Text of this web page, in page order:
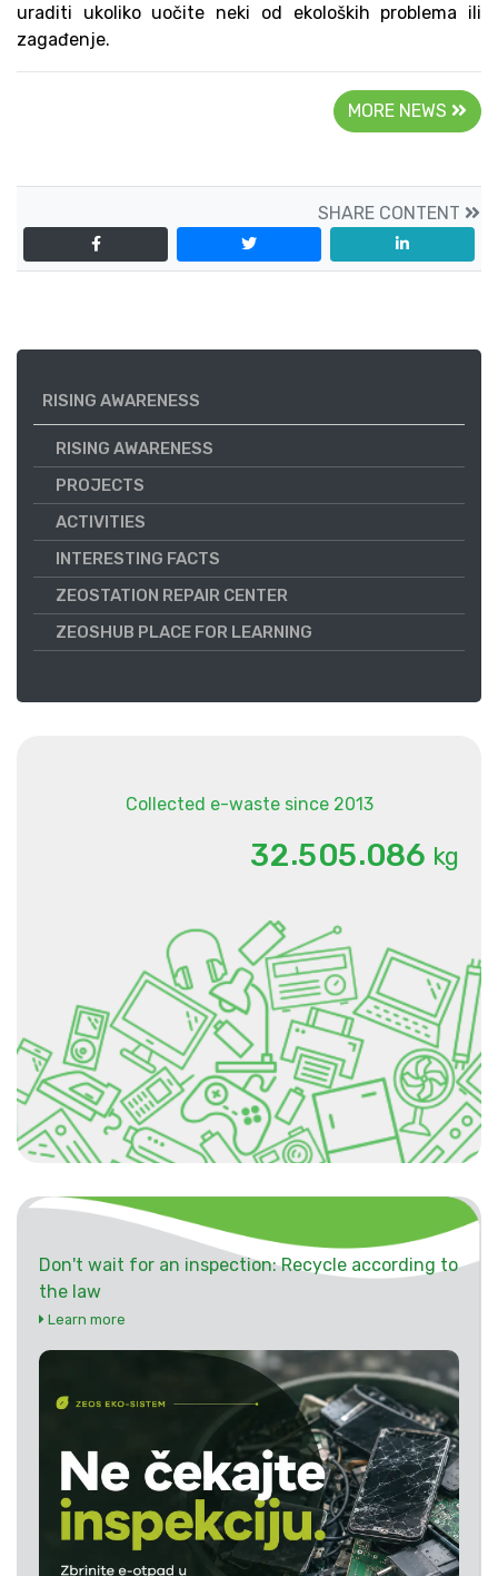
uraditi ukoliko uočite neki od ekoloških problema ili
zagađenje.
MORE NEWS
SHARE CONTENT
RISING AWARENESS
RISING AWARENESS
PROJECTS
ACTIVITIES
INTERESTING FACTS
ZEOSTATION REPAIR CENTER
ZEOSHUB PLACE FOR LEARNING
Collected e-waste since 2013
32.505.086 kg
Don't wait for an inspection: Recycle according to
the law
Learn more